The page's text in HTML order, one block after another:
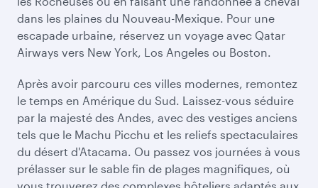
dans les plaines du Nouveau-Mexique. Pour une
escapade urbaine, réservez un voyage avec Qatar
Airways vers New York, Los Angeles ou Boston.
Après avoir parcouru ces villes modernes, remontez
le temps en Amérique du Sud. Laissez-vous séduire
par la majesté des Andes, avec des vestiges anciens
tels que le Machu Picchu et les reliefs spectaculaires
du désert d'Atacama. Ou passez vos journées à vous
prélasser sur le sable fin de plages magnifiques, où